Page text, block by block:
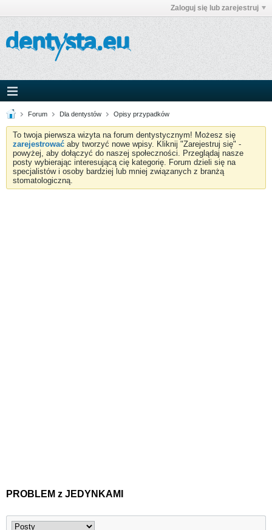
Zaloguj się lub zarejestruj
Forum Dla dentystów Opisy przypadków
To twoja pierwsza wizyta na forum dentystycznym! Możesz się
zarejestrować aby tworzyć nowe wpisy. Kliknij "Zarejestruj się" -
powyżej, aby dołączyć do naszej społeczności. Przeglądaj nasze
posty wybierając interesującą cię kategorię. Forum dzieli się na
specjalistów i osoby bardziej lub mniej związanych z branżą
stomatologiczną.
PROBLEM z JEDYNKAMI